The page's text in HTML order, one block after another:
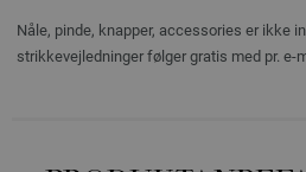
Nåle, pinde, knapper, accessories er ikke
strikkevejledninger følger gratis med pr. e-